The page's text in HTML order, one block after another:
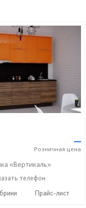
—
Розничная цена
«Вертикаль»
88 ☎+7 (927) 38-003-77
телефон
Прайс-лист